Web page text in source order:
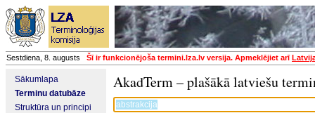
Sestdiena, 8. augusts Šī ir funkcionējoša termini.lza.lv versija. Apmeklējiet arī
Sākumlapa
Terminu datubāze
Struktūra un principi
AkadTerm – plašākā latviešu